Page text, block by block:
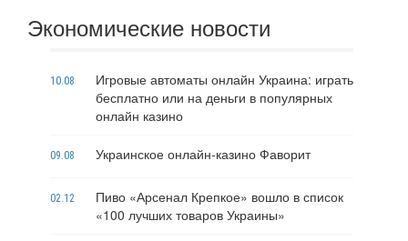
Экономические новости
10.08
Игровые автоматы онлайн Украина: играть
бесплатно или на деньги в популярных
онлайн казино
09.08 Украинское онлайн-казино Фаворит
02.12
Пиво «Арсенал Крепкое» вошло в список
«100 лучших товаров Украины»